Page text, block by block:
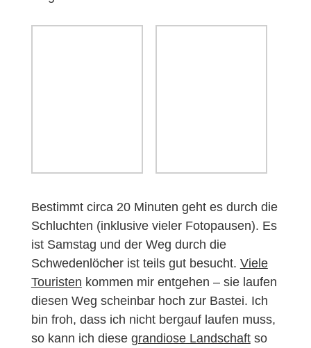
Bestimmt circa 20 Minuten geht es durch die
Schluchten (inklusive vieler Fotopausen). Es
ist Samstag und der Weg durch die
Schwedenlöcher ist teils gut besucht. Viele
Touristen kommen mir entgehen – sie laufen
diesen Weg scheinbar hoch zur Bastei. Ich
bin froh, dass ich nicht bergauf laufen muss,
so kann ich diese grandiose Landschaftso